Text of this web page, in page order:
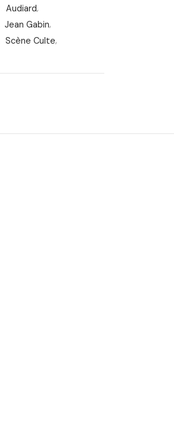
Audiard,
Jean Gabin,
Scène Culte,